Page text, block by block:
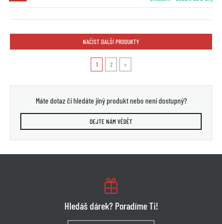
NAČÍST DALŠÍ PRODUKTY
1 2 >
Máte dotaz či hledáte jiný produkt nebo není dostupný?
DEJTE NÁM VĚDĚT
Hledáš dárek? Poradíme Ti!